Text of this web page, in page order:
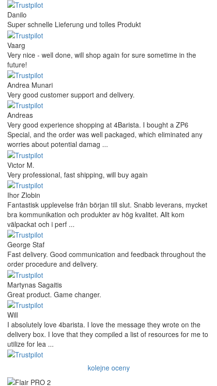
Danilo
Super schnelle Lieferung und tolles Produkt
Vaarg
Very nice - well done, will shop again for sure sometime in the
future!
Andrea Munari
Very good customer support and delivery.
Andreas
Very good experience shopping at 4Barista. I bought a ZP6
Special, and the order was well packaged, which eliminated any
worries about potential damag ...
Victor M.
Very professional, fast shipping, will buy again
Ihor Zlobin
Fantastisk upplevelse från början till slut. Snabb leverans, mycket
bra kommunikation och produkter av hög kvalitet. Allt kom
välpackat och i perf ...
George Staf
Fast delivery. Good communication and feedback throughout the
order procedure and delivery.
Martynas Sagaitis
Great product. Game changer.
Will
I absolutely love 4barista. I love the message they wrote on the
delivery box. I love that they compiled a list of resources for me to
utilize for lea ...
kolejne oceny